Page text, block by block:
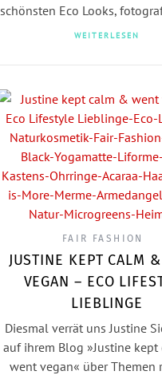
schönsten Eco Looks,
WEITERLESEN
FAIR FASHION
JUSTINE KEPT CALM
VEGAN – ECO
LIEBLINGE
Diesmal verrät uns Justine
auf ihrem Blog »Justine kept
went vegan« über Themen